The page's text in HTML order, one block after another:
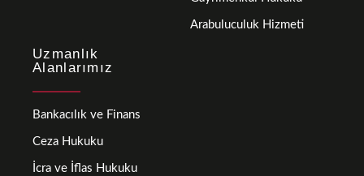
Arabuluculuk Hizmeti
Uzmanlık
Alanlarımız
Bankacılık ve Finans
Ceza Hukuku
İcra ve İflas Hukuku